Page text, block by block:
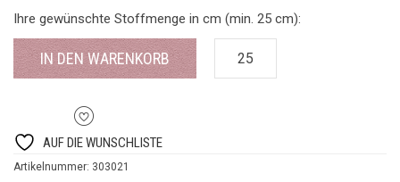
Ihre gewünschte Stoffmenge in cm (min. 25 cm):
IN DEN WARENKORB
AUF DIE WUNSCHLISTE
Artikelnummer: 303021